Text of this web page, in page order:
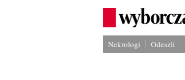
Nekrologi Odeszli